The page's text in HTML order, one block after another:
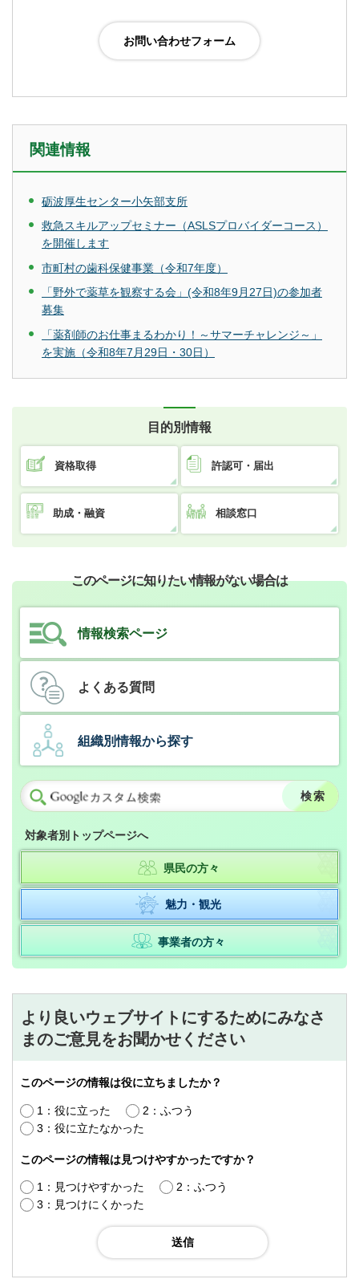
関連情報
砺波厚生センター小矢部支所
救急スキルアップセミナー（ASLSプロバイダーコース）
を開催します
市町村の歯科保健事業（令和7年度）
「野外で薬草を観察する会」(令和8年9月27日)の参加者
募集
「薬剤師のお仕事まるわかり！～サマーチャレンジ～」
を実施（令和8年7月29日・30日）
目的別情報
資格取得 許認可・届出
助成・融資 相談窓口
このページに知りたい情報がない場合は
情報検索ページ
よくある質問
組織別情報から探す
対象者別トップページへ
県民の方々
魅力・観光
事業者の方々
より良いウェブサイトにするためにみなさ
まのご意見をお聞かせください
このページの情報は役に立ちましたか？
1：役に立った
2：ふつう
3：役に立たなかった
このページの情報は見つけやすかったですか？
1：見つけやすかった
2：ふつう
3：見つけにくかった